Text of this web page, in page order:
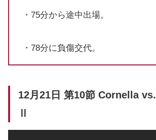
・75分から途中出場。
・78分に負傷交代。
12月21日 第10節 Cornella
Ⅱ